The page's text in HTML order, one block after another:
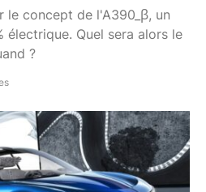
le concept de l'A390_β, un
électrique. Quel sera alors le
?